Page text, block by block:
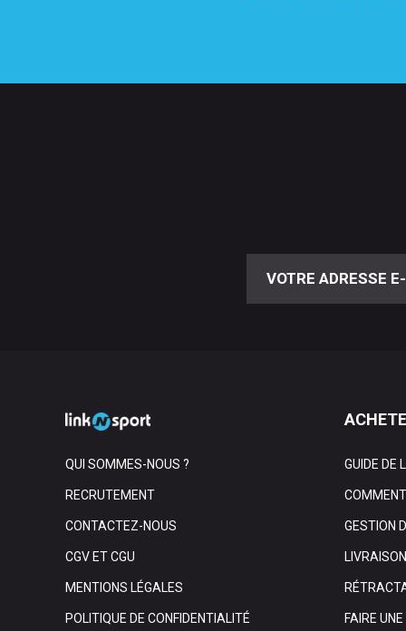
QUI SOMMES-NOUS ?
RECRUTEMENT
CONTACTEZ-NOUS
CGV ET CGU
MENTIONS LÉGALES
POLITIQUE DE CONFIDENTIALITÉ
GUIDE DE
GESTION
LIVRAISON
FAIRE